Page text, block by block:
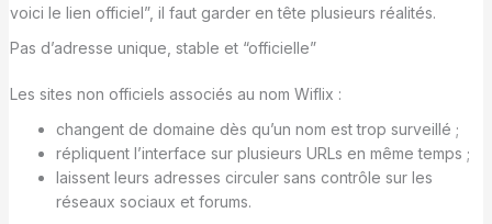
voici le lien officiel”, il faut garder en tête plusieurs réalités.
Pas d’adresse unique, stable et “officielle”
Les sites non officiels associés au nom Wiflix :
changent de domaine dès qu’un nom est trop surveillé ;
répliquent l’interface sur plusieurs URLs en même temps ;
laissent leurs adresses circuler sans contrôle sur les
réseaux sociaux et forums.